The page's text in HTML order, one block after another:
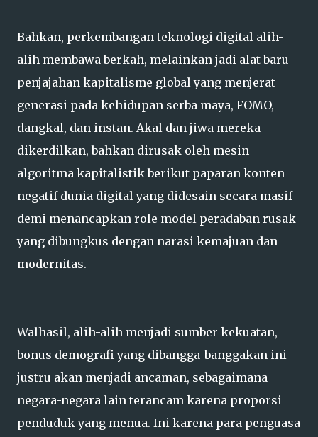
Bahkan, perkembangan teknologi digital alih-
alih membawa berkah, melainkan jadi alat baru
penjajahan kapitalisme global yang menjerat
generasi pada kehidupan serba maya, FOMO,
dangkal, dan instan. Akal dan jiwa mereka
dikerdilkan, bahkan dirusak oleh mesin
algoritma kapitalistik berikut paparan konten
negatif dunia digital yang didesain secara masif
demi menancapkan role model peradaban rusak
yang dibungkus dengan narasi kemajuan dan
modernitas.
Walhasil, alih-alih menjadi sumber kekuatan,
bonus demografi yang dibangga-banggakan ini
justru akan menjadi ancaman, sebagaimana
negara-negara lain terancam karena proporsi
penduduk yang menua. Ini karena para penguasa